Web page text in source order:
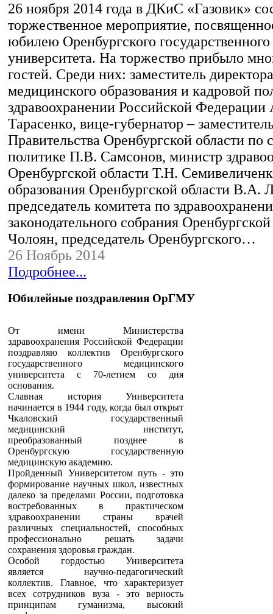
26 ноября 2014 года в ДКиС «Газовик»
торжественное мероприятие,
юбилею Оренбургского
университета. На торжество прибыло
гостей. Среди них: заместитель
медицинского образования и кадровой
здравоохранении Российской Федерации
Тарасенко, вице-губернатор –
Правительства Оренбургской области по
политике П.В. Самсонов, министр
Оренбургской области Т.Н.
образования Оренбургской области В.А.
председатель комитета по
законодательного собрания
Чолоян, председатель Оренбургского…
26 Ноябрь 2014
Подробнее...
Юбилейные поздравления ОрГМУ
Уважаемые коллеги!
От имени Министерства
здравоохранения Российской Федерации
поздравляю коллектив Оренбургского
государственного медицинского
университета с 70-летием со дня
основания.
Славная история Университета
начинается в 1944 году, когда был открыт
Чкаловский государственный
медицинский институт,
преобразованный позднее в
Оренбургскую государственную
медицинскую академию.
Пройденный Университетом путь - это
формирование научных школ, известных
далеко за пределами России, подготовка
востребованных в практическом
здравоохранении страны врачей
различных специальностей, способных
профессионально решать задачи
сохранения здоровья граждан.
Особой гордостью Университета
является научно-педагогический
коллектив. Главное, что характеризует
всех сотрудников вуза - это верность
принципам гуманизма, высокий
профессионализм и гражданственность.